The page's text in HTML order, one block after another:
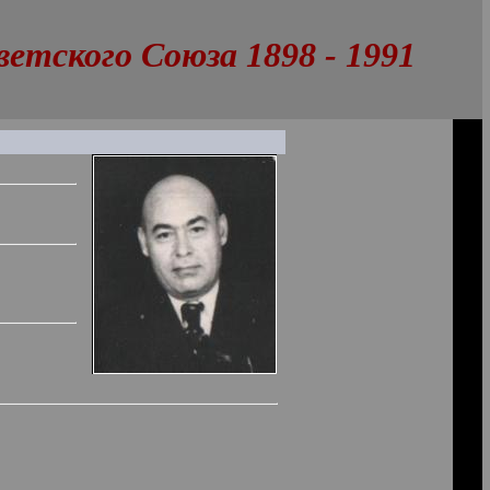
Союза 1898 - 1991